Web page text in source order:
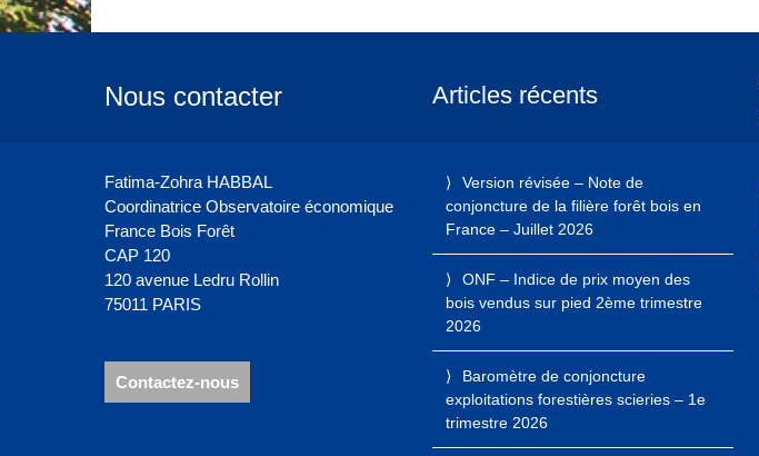
Nous contacter
Fatima-Zohra HABBAL
Coordinatrice Observatoire économique
France Bois Forêt
CAP 120
120 avenue Ledru Rollin
75011 PARIS
Contactez-nous
Articles récents
Version révisée – Note de
conjoncture de la filière forêt bois en
France – Juillet 2026
ONF – Indice de prix moyen des
bois vendus sur pied 2ème trimestre
2026
Baromètre de conjoncture
exploitations forestières scieries – 1e
trimestre 2026